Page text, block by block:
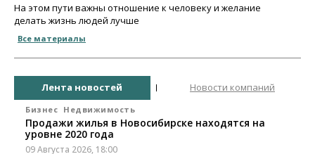
На этом пути важны отношение к человеку и желание
делать жизнь людей лучше
Все материалы
Лента новостей Новости компаний
Бизнес Недвижимость
Продажи жилья в Новосибирске находятся на
уровне 2020 года
09 Августа 2026, 18:00